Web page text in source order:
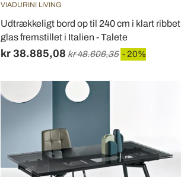
VIADURINI LIVING
Udtrækkeligt bord op til 240 cm i klart ribbet
glas fremstillet i Italien - Talete
kr 38.885,08 kr 48.606,35 - 20%